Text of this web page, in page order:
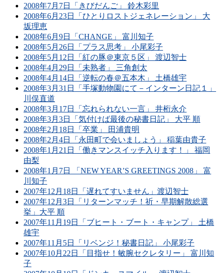
2008年7月7日「きびだんご」 鈴木彩里
2008年6月23日「ひとりロストジェネレーション」 大
坂理恵
2008年6月9日「CHANGE」 富川知子
2008年5月26日「プラス思考」 小尾彩子
2008年5月12日「紅の豚＠東京５区」 渡辺智士
2008年4月29日「未熟者」 三角創太
2008年4月14日「逆転の春＠五本木」 土橋雄宇
2008年3月31日「手塚動物園にて－インターン日記１」
川俣直道
2008年3月17日「忘れられない一言」 井桁永介
2008年3月3日「気付けば最後の秘書日記」 大平 順
2008年2月18日「卒業」 田浦貴明
2008年2月4日「永田町で会いましょう」 稲葉由貴子
2008年1月21日「働きマンスイッチ入ります！」 福岡
由梨
2008年1月7日 「NEW YEAR’S GREETINGS 2008」 富
川知子
2007年12月18日「遅れてすいません」渡辺智士
2007年12月3日「リターンマッチ！祈・早期解散総選
挙」大平 順
2007年11月19日「ブヒート・ブート・キャンプ」 土橋
雄宇
2007年11月5日「リベンジ！秘書日記」 小尾彩子
2007年10月22日「目指せ！敏腕セクレタリー」 富川知
子